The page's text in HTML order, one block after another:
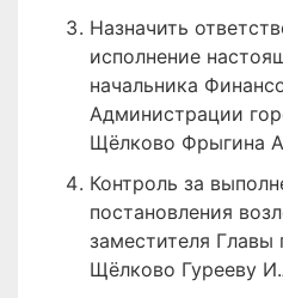
Назначить
исполнение
начальника
Администрации
Щёлково Фрыгина
Контроль за
постановления
заместителя Главы
Щёлково Гурееву